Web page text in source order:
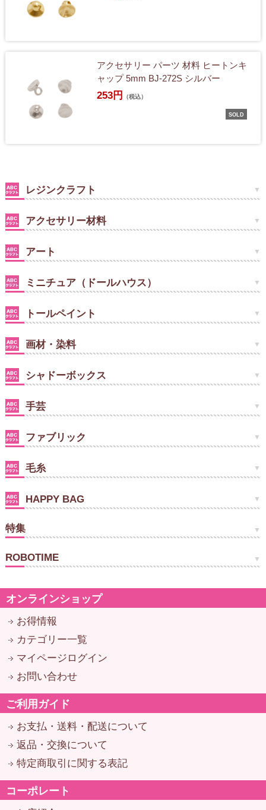
アクセサリー パーツ 材料 ヒートンキ
ャップ 5mm BJ-272S シルバー
253円 （税込）
SOLD
レジンクラフト
アクセサリー材料
アート
ミニチュア（ドールハウス）
トールペイント
画材・染料
シャドーボックス
手芸
ファブリック
毛糸
HAPPY BAG
特集
ROBOTIME
オンラインショップ
お得情報
カテゴリー一覧
マイページログイン
お問い合わせ
ご利用ガイド
お支払・送料・配送について
返品・交換について
特定商取引に関する表記
コーポレート